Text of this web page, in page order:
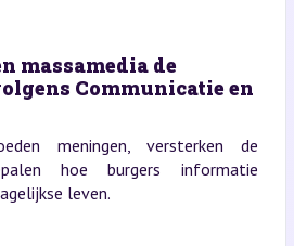
massamedia de
Communicatie en
meningen, versterken de
hoe burgers informatie
leven.